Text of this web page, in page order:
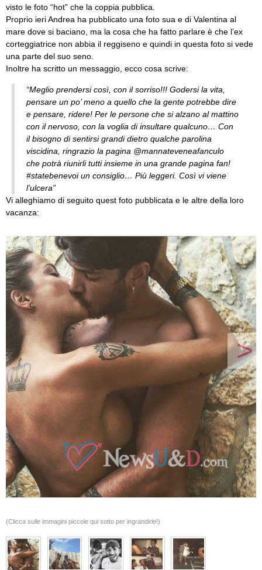
visto le foto “hot” che la coppia pubblica.
Proprio ieri Andrea ha pubblicato una foto sua e di Valentina al
mare dove si baciano, ma la cosa che ha fatto parlare è che l’ex
corteggiatrice non abbia il reggiseno e quindi in questa foto si vede
una parte del suo seno.
Inoltre ha scritto un messaggio, ecco cosa scrive:
“Meglio prendersi così, con il sorriso!!! Godersi la vita,
pensare un po’ meno a quello che la gente potrebbe dire
e pensare, ridere! Per le persone che si alzano al mattino
con il nervoso, con la voglia di insultare qualcuno… Con
il bisogno di sentirsi grandi dietro qualche parolina
viscidina, ringrazio la pagina @mannateveneafanculo
che potrà riunirli tutti insieme in una grande pagina fan!
#statebenevoi un consiglio… Più leggeri. Così vi viene
l’ulcera”
Vi alleghiamo di seguito quest foto pubblicata e le altre della loro
vacanza:
>
(Clicca sulle immagini piccole qui sotto per ingrandirle!)